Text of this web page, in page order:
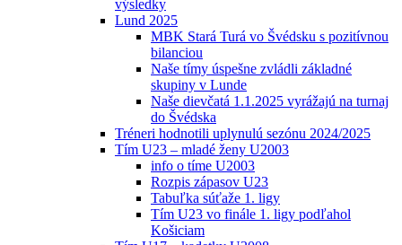
výsledky
Lund 2025
MBK Stará Turá vo Švédsku s pozitívnou
bilanciou
Naše tímy úspešne zvládli základné
skupiny v Lunde
Naše dievčatá 1.1.2025 vyrážajú na turnaj
do Švédska
Tréneri hodnotili uplynulú sezónu 2024/2025
Tím U23 – mladé ženy U2003
info o tíme U2003
Rozpis zápasov U23
Tabuľka súťaže 1. ligy
Tím U23 vo finále 1. ligy podľahol
Košiciam